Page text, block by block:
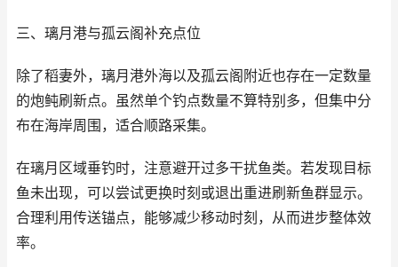
三、璃月港与孤云阁补充点位
除了稻妻外，璃月港外海以及孤云阁附近也存在一定数量
的炮鲀刷新点。虽然单个钓点数量不算特别多，但集中分
布在海岸周围，适合顺路采集。
在璃月区域垂钓时，注意避开过多干扰鱼类。若发现目标
鱼未出现，可以尝试更换时刻或退出重进刷新鱼群显示。
合理利用传送锚点，能够减少移动时刻，从而进步整体效
率。